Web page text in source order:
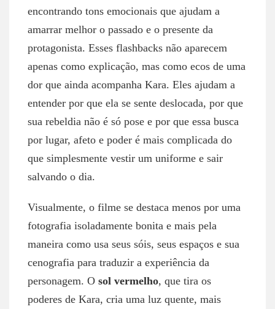
encontrando tons emocionais que ajudam a
amarrar melhor o passado e o presente da
protagonista. Esses flashbacks não aparecem
apenas como explicação, mas como ecos de uma
dor que ainda acompanha Kara. Eles ajudam a
entender por que ela se sente deslocada, por que
sua rebeldia não é só pose e por que essa busca
por lugar, afeto e poder é mais complicada do
que simplesmente vestir um uniforme e sair
salvando o dia.
Visualmente, o filme se destaca menos por uma
fotografia isoladamente bonita e mais pela
maneira como usa seus sóis, seus espaços e sua
cenografia para traduzir a experiência da
personagem. O sol vermelho, que tira os
poderes de Kara, cria uma luz quente, mais